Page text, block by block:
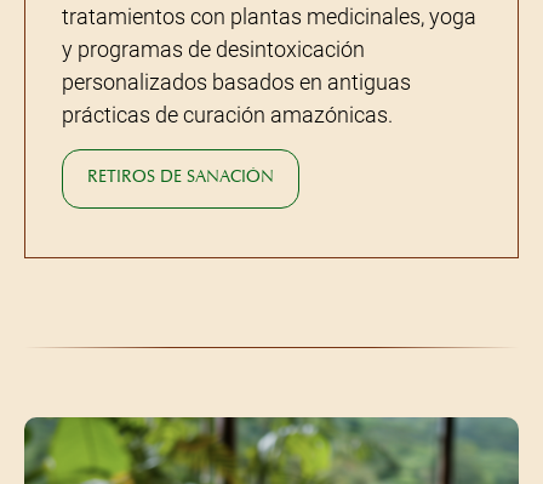
tratamientos con plantas medicinales, yoga
y programas de desintoxicación
personalizados basados en antiguas
prácticas de curación amazónicas.
RETIROS DE SANACIÓN